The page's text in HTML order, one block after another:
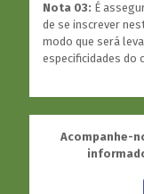
Nota 03: É
de se inscrever
modo que será
especificidades do
Acompanhe-